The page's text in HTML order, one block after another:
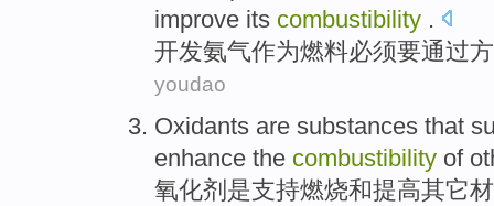
improve its combustibility .
开发氨气作为燃料必须要通过
youdao
Oxidants are substances that
enhance the combustibility of
氧化剂 是支持燃烧和提高其它